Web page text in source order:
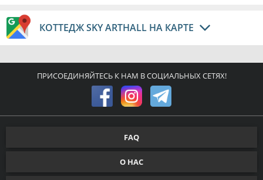
КОТТЕДЖ SKY ARTHALL НА КАРТЕ
ПРИСОЕДИНЯЙТЕСЬ К НАМ В СОЦИАЛЬНЫХ СЕТЯХ!
FAQ
О НАС